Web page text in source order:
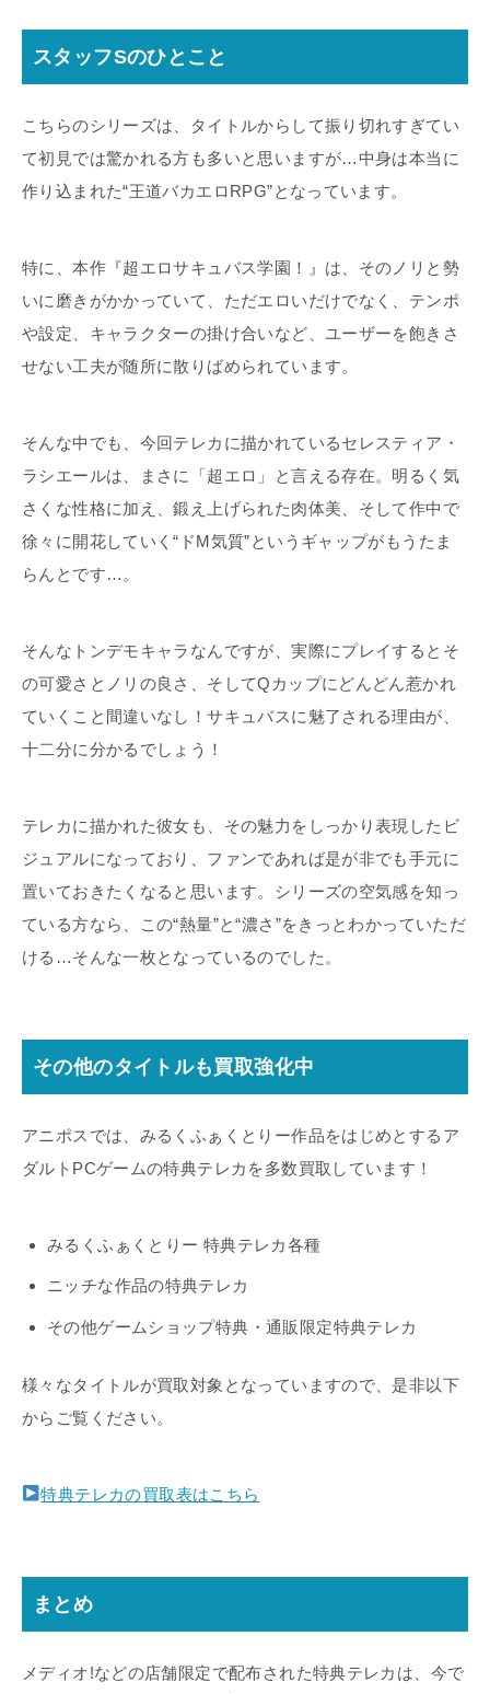
スタッフSのひとこと
こちらのシリーズは、タイトルからして振り切れすぎてい
て初見では驚かれる方も多いと思いますが…中身は本当に
作り込まれた“王道バカエロRPG”となっています。
特に、本作『超エロサキュバス学園！』は、そのノリと勢
いに磨きがかかっていて、ただエロいだけでなく、テンポ
や設定、キャラクターの掛け合いなど、ユーザーを飽きさ
せない工夫が随所に散りばめられています。
そんな中でも、今回テレカに描かれているセレスティア・
ラシエールは、まさに「超エロ」と言える存在。明るく気
さくな性格に加え、鍛え上げられた肉体美、そして作中で
徐々に開花していく“ドM気質”というギャップがもうたま
らんとです…。
そんなトンデモキャラなんですが、実際にプレイするとそ
の可愛さとノリの良さ、そしてQカップにどんどん惹かれ
ていくこと間違いなし！サキュバスに魅了される理由が、
十二分に分かるでしょう！
テレカに描かれた彼女も、その魅力をしっかり表現したビ
ジュアルになっており、ファンであれば是が非でも手元に
置いておきたくなると思います。シリーズの空気感を知っ
ている方なら、この“熱量”と“濃さ”をきっとわかっていただ
ける…そんな一枚となっているのでした。
その他のタイトルも買取強化中
アニポスでは、みるくふぁくとりー作品をはじめとするア
ダルトPCゲームの特典テレカを多数買取しています！
みるくふぁくとりー 特典テレカ各種
ニッチな作品の特典テレカ
その他ゲームショップ特典・通販限定特典テレカ
様々なタイトルが買取対象となっていますので、是非以下
からご覧ください。
特典テレカの買取表はこちら
まとめ
メディオ!などの店舗限定で配布された特典テレカは、今で